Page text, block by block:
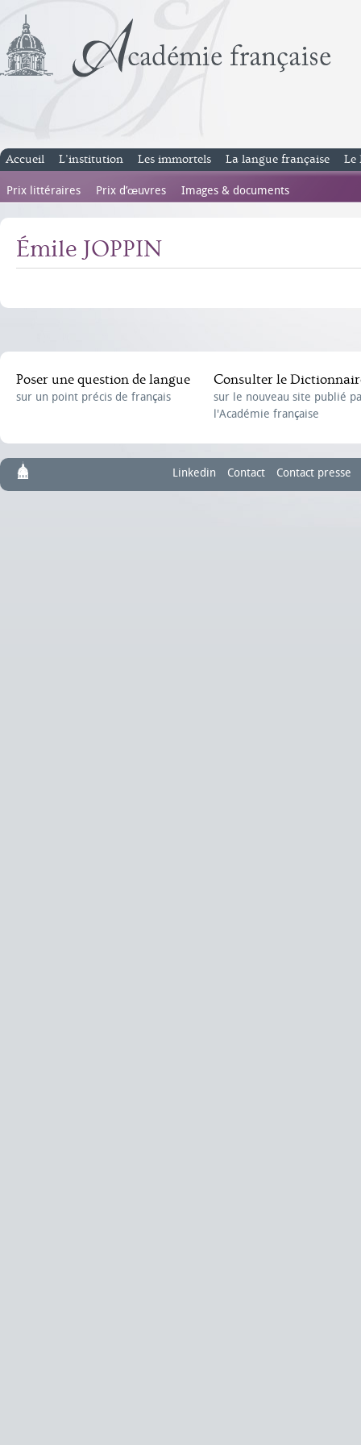
Accueil L’institution Les immortels La langue française Le
Prix littéraires Prix d’œuvres Images & documents
Émile JOPPIN
Poser une question de langue
sur un point précis de français
Consulter le
sur le nouveau site publié
l'Académie française
Linkedin Contact Contact presse